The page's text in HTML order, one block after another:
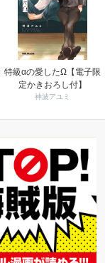
特級αの愛したΩ【電子限
定かきおろし付】
神波アユミ